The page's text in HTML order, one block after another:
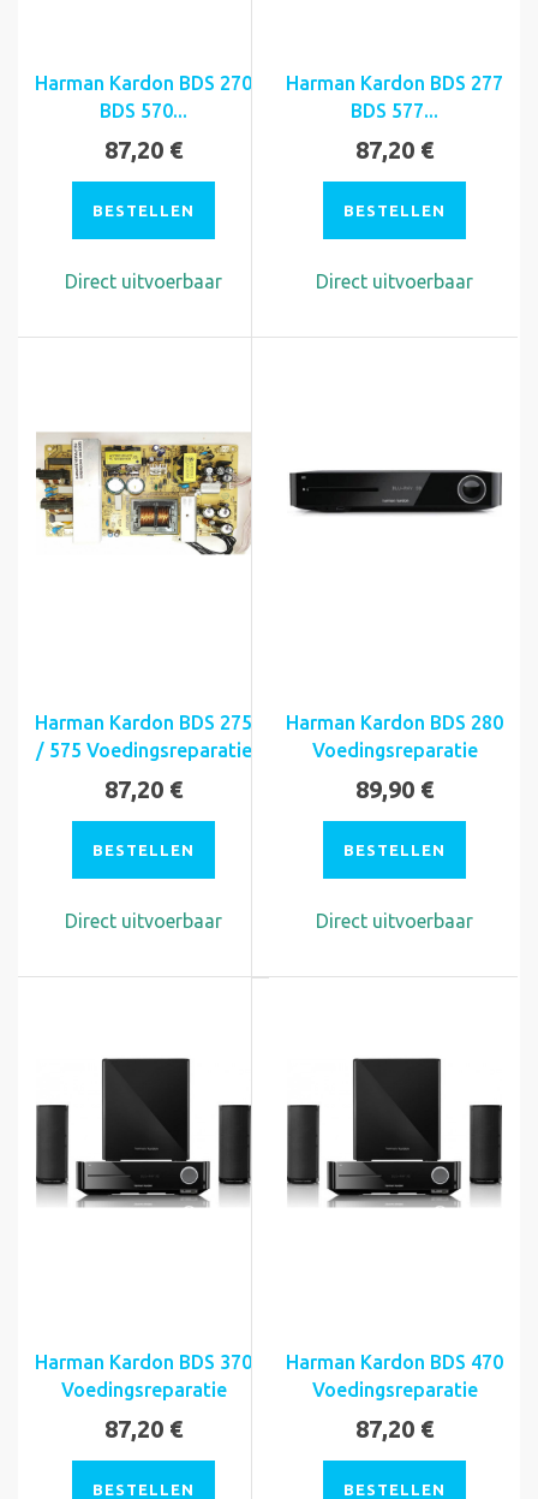
Harman Kardon BDS 270
BDS 570...
87,20 €
BESTELLEN
Direct uitvoerbaar
Harman Kardon BDS 277
BDS 577...
87,20 €
BESTELLEN
Direct uitvoerbaar
Harman Kardon BDS 275
/ 575 Voedingsreparatie
87,20 €
BESTELLEN
Direct uitvoerbaar
Harman Kardon BDS 280
Voedingsreparatie
89,90 €
BESTELLEN
Direct uitvoerbaar
Harman Kardon BDS 370
Voedingsreparatie
87,20 €
BESTELLEN
Harman Kardon BDS 470
Voedingsreparatie
87,20 €
BESTELLEN